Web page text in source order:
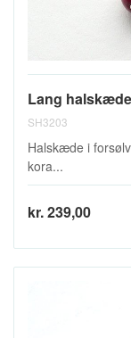
Lang
SH3203
Halskæde i
kora...
kr. 239,00